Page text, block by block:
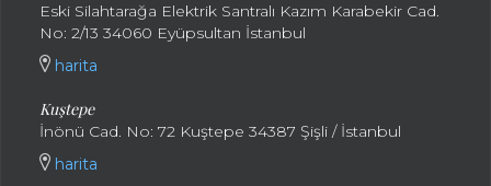
Eski Silahtarağa Elektrik Santralı Kazım Karabekir Cad.
No: 2/13 34060 Eyüpsultan İstanbul
harita
Kuştepe
İnönü Cad. No: 72 Kuştepe 34387 Şişli / İstanbul
harita